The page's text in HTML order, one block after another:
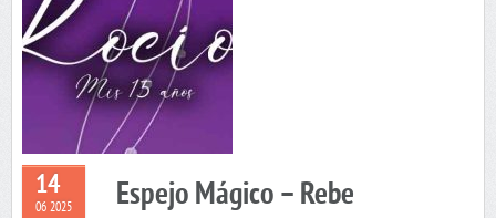
14
06 2025 Espejo Mágico – Rebe